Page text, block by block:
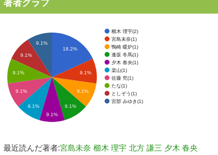
著者グラフ
櫛木 理宇(2)
宮島未奈(1)
鴨崎 暖炉(1)
逢坂 冬馬(1)
夕木 春央(1)
楽山(1)
佐藤 究(1)
たな(1)
としぞう(1)
宮部 みゆき(1)
18.2%
9.1%
9.1%
9.1%
9.1%
9.1%
9.1%
9.1%
9.1%
9.1%
最近読んだ著者:宮島未奈 櫛木 理宇 北方 謙三 夕木 春央